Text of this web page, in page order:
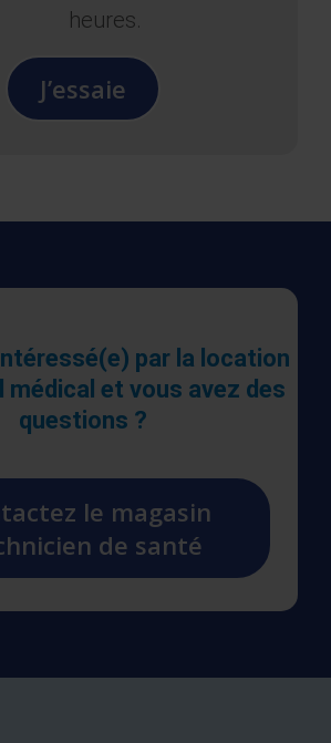
heures.
J’essaie
par la location
médical et vous avez des
questions ?
le magasin
de santé